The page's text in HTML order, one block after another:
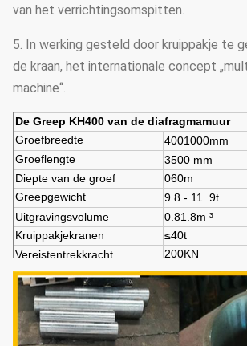
van het verrichtingsomspitten.
5. In werking gesteld door kruippakje te
de kraan, het internationale concept
machine“.
De Greep KH400 van de diafragmamuur
Groefbreedte
4001000mm
Groeflengte
3500 mm
Diepte van de groef
060m
Greepgewicht
9.8 - 11
9t
Uitgravingsvolume
0.81.8m ³
Kruippakjekranen
≤40t
Vereistentrekkracht
200KN
Minimumordehoeveelheid
1 reeks